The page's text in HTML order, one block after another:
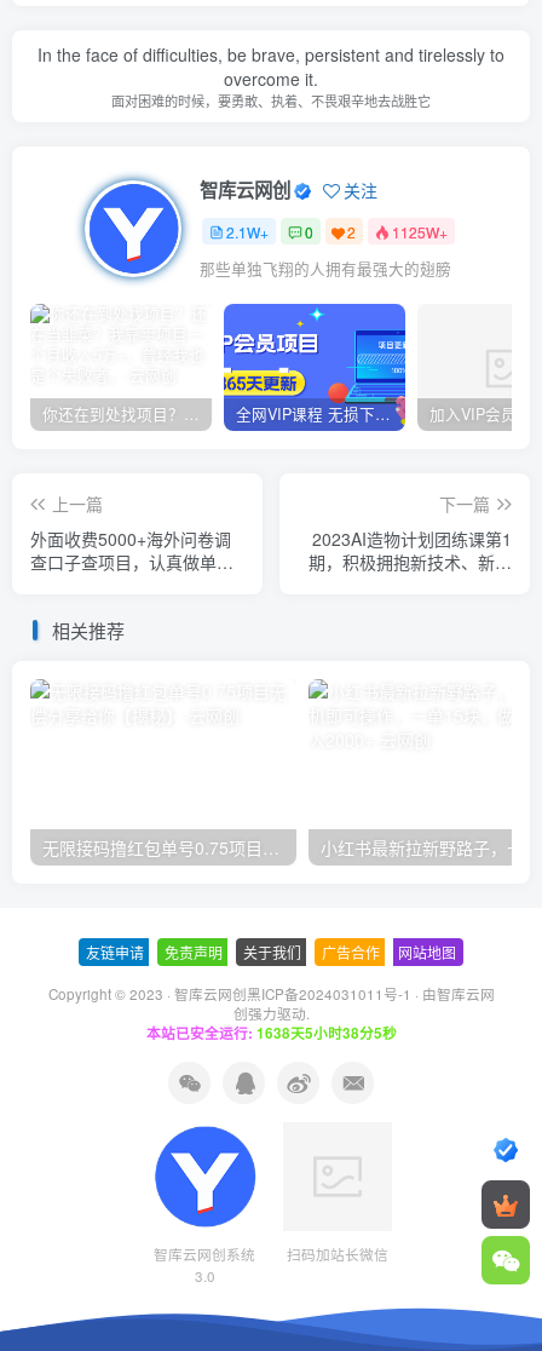
In the face of difficulties, be brave, persistent and tirelessly to
overcome it.
面对困难的时候，要勇敢、执着、不畏艰辛地去战胜它
智库云网创 关注
2.1W+ 0 2 1125W+
那些单独飞翔的人拥有最强大的翅膀
你还在到处找项目？还在当韭菜？我靠卖项目一个月收入5万+，曾经我也是个失败者。 全网VIP课程 无损下载~
上一篇
外面收费5000+海外问卷调
查口子查项目，认真做单机
下一篇
2023AI造物计划团练课第1
期，积极拥抱新技术、新变
相关推荐
无限接码撸红包单号0.75项目无偿分享给你【揭秘】
友链申请 免责声明 关于我们 广告合作 网站地图
Copyright © 2023 · 智库云网创黑ICP备2024031011号-1 · 由智库云网
创强力驱动.
本站已安全运行: 1638天5小时38分6秒
智库云网创系统
3.0
扫码加站长微信